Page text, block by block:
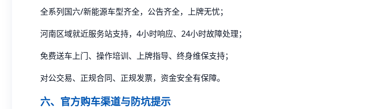
全系列国六/新能源车型齐全，公告齐全，上牌无忧；
河南区域就近服务站支持，4小时响应、24小时故障处理；
免费送车上门、操作培训、上牌指导、终身维保支持；
对公交易、正规合同、正规发票，资金安全有保障。
六、官方购车渠道与防坑提示